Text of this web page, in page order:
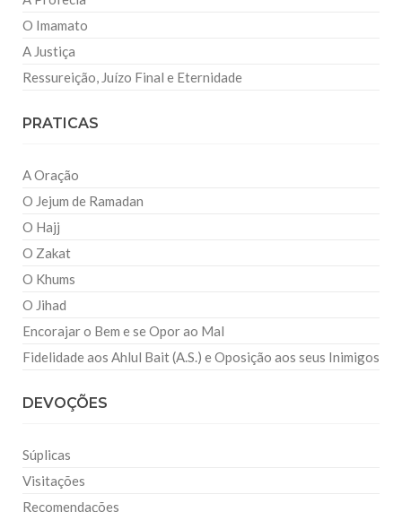
O Imamato
A Justiça
Ressureição, Juízo Final e Eternidade
PRATICAS
A Oração
O Jejum de Ramadan
O Hajj
O Zakat
O Khums
O Jihad
Encorajar o Bem e se Opor ao Mal
Fidelidade aos Ahlul Bait (A.S.) e Oposição aos seus Inimigos
DEVOÇÕES
Súplicas
Visitações
Recomendações